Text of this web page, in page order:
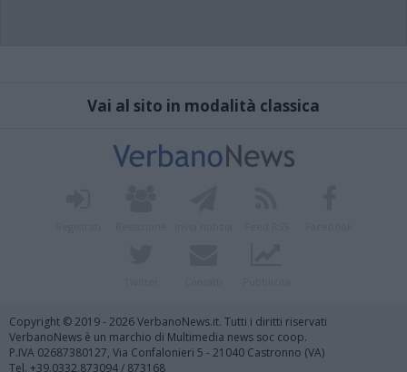
Vai al sito in modalità classica
Copyright © 2019 - 2026 VerbanoNews.it. Tutti i diritti riservati
VerbanoNews è un marchio di Multimedia news soc coop.
P.IVA 02687380127, Via Confalonieri 5 - 21040 Castronno (VA)
Tel. +39.0332.873094 / 873168